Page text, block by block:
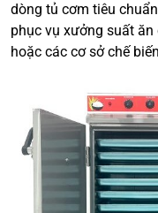
dòng tủ cơm tiêu
phục vụ xưởng suất ăn
hoặc các cơ sở chế